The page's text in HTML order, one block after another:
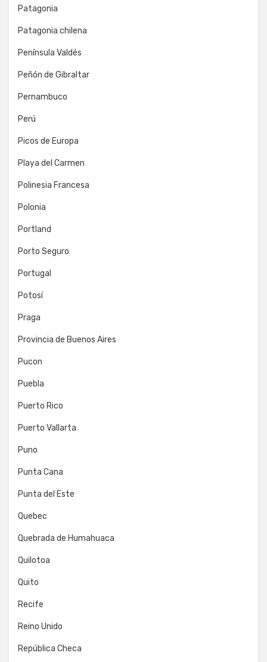
Patagonia
Patagonia chilena
Península Valdés
Peñón de Gibraltar
Pernambuco
Perú
Picos de Europa
Playa del Carmen
Polinesia Francesa
Polonia
Portland
Porto Seguro
Portugal
Potosí
Praga
Provincia de Buenos Aires
Pucon
Puebla
Puerto Rico
Puerto Vallarta
Puno
Punta Cana
Punta del Este
Quebec
Quebrada de Humahuaca
Quilotoa
Quito
Recife
Reino Unido
República Checa